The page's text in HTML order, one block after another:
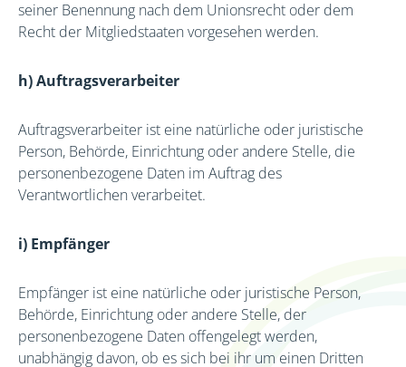
seiner Benennung nach dem Unionsrecht oder dem
Recht der Mitgliedstaaten vorgesehen werden.
h) Auftragsverarbeiter
Auftragsverarbeiter ist eine natürliche oder juristische
Person, Behörde, Einrichtung oder andere Stelle, die
personenbezogene Daten im Auftrag des
Verantwortlichen verarbeitet.
i) Empfänger
Empfänger ist eine natürliche oder juristische Person,
Behörde, Einrichtung oder andere Stelle, der
personenbezogene Daten offengelegt werden,
unabhängig davon, ob es sich bei ihr um einen Dritten